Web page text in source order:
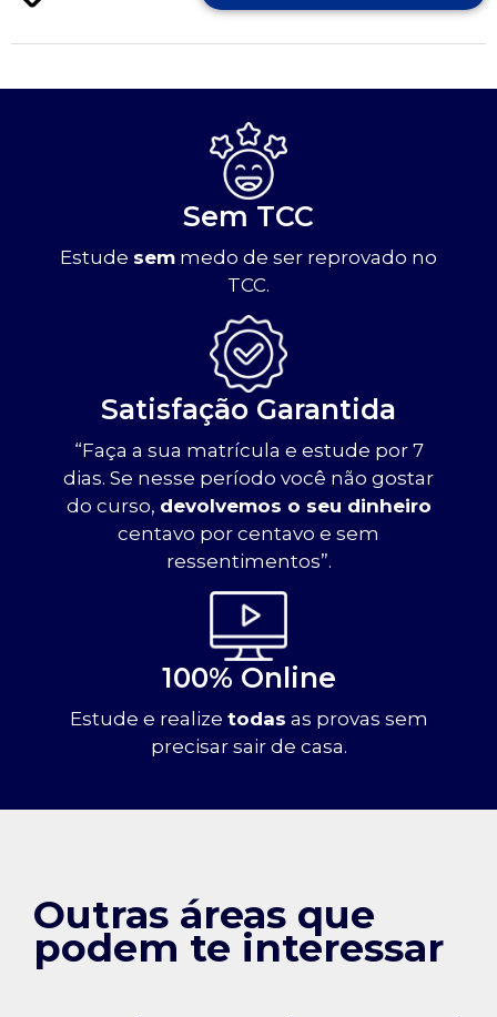
Sem TCC
Estude sem medo de ser reprovado no
TCC.
Satisfação Garantida
“Faça a sua matrícula e estude por 7
dias. Se nesse período você não gostar
do curso, devolvemos o seu dinheiro
centavo por centavo e sem
ressentimentos”.
100% Online
Estude e realize todas as provas sem
precisar sair de casa.
Outras áreas que
podem te interessar